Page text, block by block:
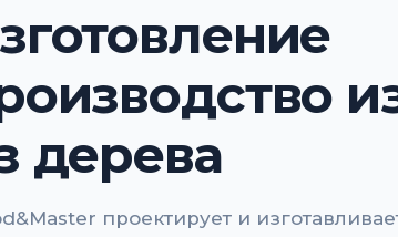
дерева
проектирует и